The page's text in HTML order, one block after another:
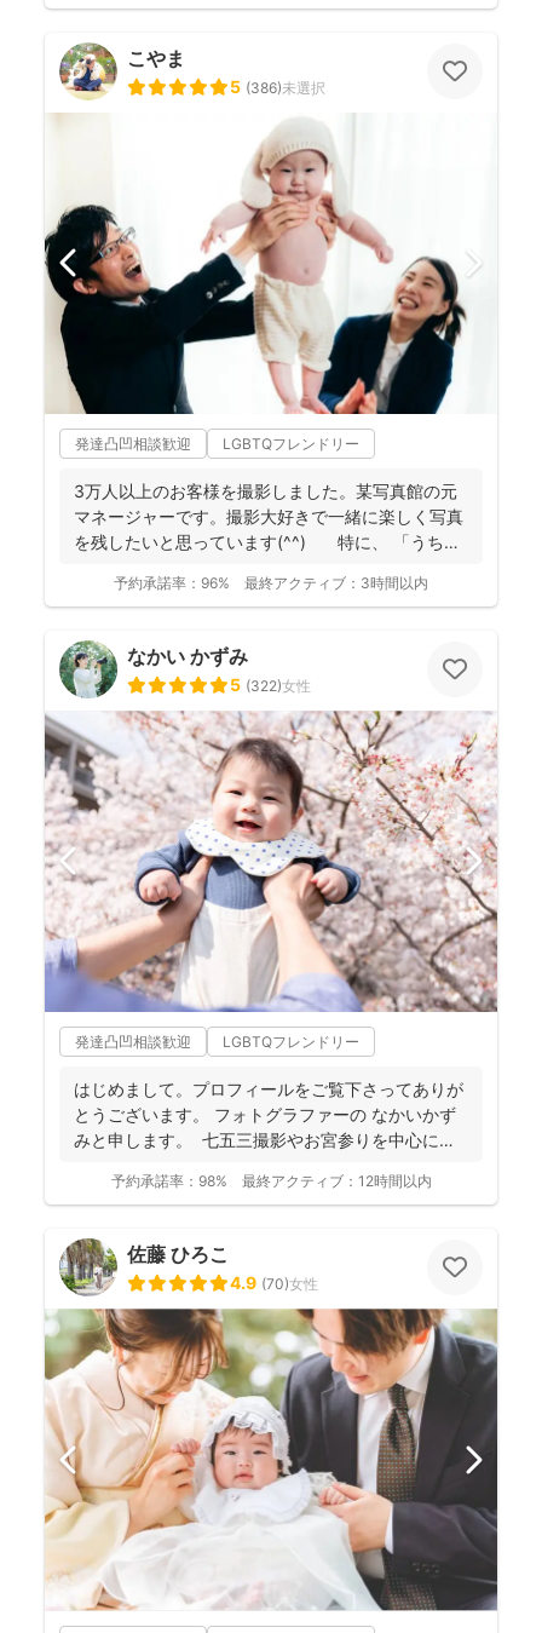
こやま
5 (386)未選択
発達凸凹相談歓迎 LGBTQフレンドリー
3万人以上のお客様を撮影しました。某写真館の元
マネージャーです。撮影大好きで一緒に楽しく写真
を残したいと思っています(^^) 特に、 「うち
予約承諾率： 96% 最終アクティブ： 3時間以内
なかい かずみ
5 (322)女性
発達凸凹相談歓迎 LGBTQフレンドリー
はじめまして。プロフィールをご覧下さってありが
とうございます。 フォトグラファーの なかいかず
みと申します。 七五三撮影やお宮参りを中心に家
予約承諾率： 98% 最終アクティブ： 12時間以内
佐藤 ひろこ
4.9 (70)女性